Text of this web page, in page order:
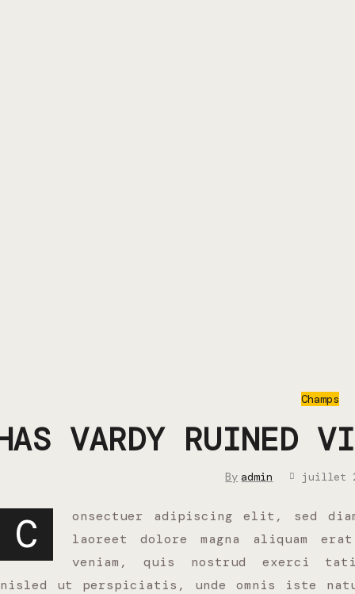
Champs
VARDY RUINED
By admin juillet
C
onsectuer adipiscing elit, sed
laoreet dolore magna aliquam
veniam, quis nostrud exerci
nisled ut perspiciatis, unde omnis iste